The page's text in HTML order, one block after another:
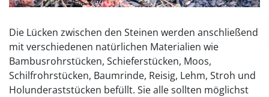
Die Lücken zwischen den Steinen werden anschließend
mit verschiedenen natürlichen Materialien wie
Bambusrohrstücken, Schieferstücken, Moos,
Schilfrohrstücken, Baumrinde, Reisig, Lehm, Stroh und
Holunderaststücken befüllt. Sie alle sollten möglichst